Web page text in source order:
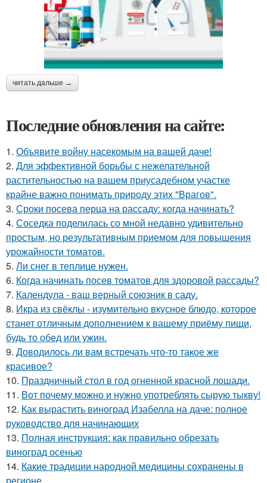
читать дальше →
Последние обновления на сайте:
1. Объявите войну насекомым на вашей даче!
2. Для эффективной борьбы с нежелательной
растительностью на вашем приусадебном участке
крайне важно понимать природу этих "Врагов".
3. Сроки посева перца на рассаду: когда начинать?
4. Соседка поделилась со мной недавно удивительно
простым, но результативным приемом для повышения
урожайности томатов.
5. Ли снег в теплице нужен.
6. Когда начинать посев томатов для здоровой рассады?
7. Календула - ваш верный союзник в саду.
8. Икра из свёклы - изумительно вкусное блюдо, которое
станет отличным дополнением к вашему приёму пищи,
будь то обед или ужин.
9. Доводилось ли вам встречать что-то такое же
красивое?
10. Праздничный стол в год огненной красной лошади.
11. Вот почему можно и нужно употреблять сырую тыкву!
12. Как вырастить виноград Изабелла на даче: полное
руководство для начинающих
13. Полная инструкция: как правильно обрезать
виноград осенью
14. Какие традиции народной медицины сохранены в
регионе